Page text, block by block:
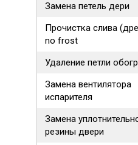
Замена петель дери
Прочистка слива
no frost
Удаление петли
Замена вентилятора
испарителя
Замена
резины двери